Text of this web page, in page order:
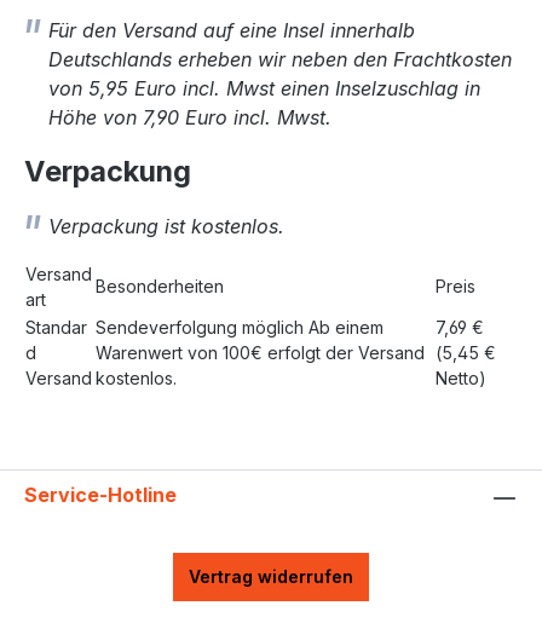
Für den Versand auf eine Insel innerhalb
Deutschlands erheben wir neben den Frachtkosten
von 5,95 Euro incl. Mwst einen Inselzuschlag in
Höhe von 7,90 Euro incl. Mwst.
Verpackung
Verpackung ist kostenlos.
Versand
art
Besonderheiten
Preis
Standar
d
Versand
Sendeverfolgung möglich Ab einem
Warenwert von 100€ erfolgt der Versand
kostenlos.
7,69 €
(5,45 €
Netto)
Service-Hotline
Vertrag widerrufen